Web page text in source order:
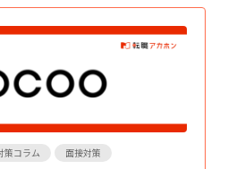
策コラム 面接対策